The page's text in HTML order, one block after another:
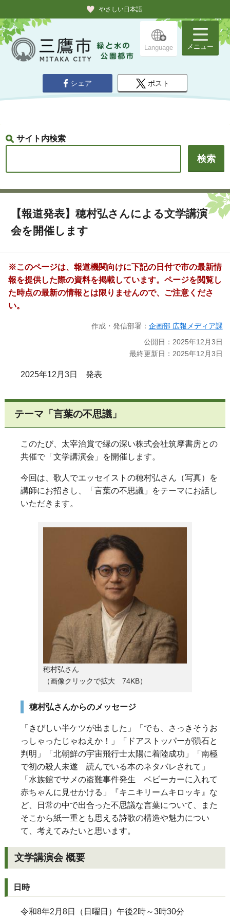
やさしい日本語
Language メニュー
シェア ポスト
サイト内検索
【報道発表】穂村弘さんによる文学講演
会を開催します
※このページは、報道機関向けに下記の日付で市の最新情
報を提供した際の資料を掲載しています。ページを閲覧し
た時点の最新の情報とは限りませんので、ご注意くださ
い。
作成・発信部署： 企画部 広報メディア課
公開日：2025年12月3日
最終更新日：2025年12月3日
2025年12月3日 発表
テーマ「言葉の不思議」
このたび、太宰治賞で縁の深い株式会社筑摩書房との
共催で「文学講演会」を開催します。
今回は、歌人でエッセイストの穂村弘さん（写真）を
講師にお招きし、「言葉の不思議」をテーマにお話し
いただきます。
穂村弘さん
（画像クリックで拡大 74KB）
穂村弘さんからのメッセージ
「きびしい半ケツが出ました」「でも、さっきそうお
っしゃったじゃねえか！」「ドアストッパーが隕石と
判明」「北朝鮮の宇宙飛行士太陽に着陸成功」「南極
で初の殺人未遂 読んでいる本のネタバレされて」
「水族館でサメの盗難事件発生 ベビーカーに入れて
赤ちゃんに見せかける」『キニキリームキロッキ』な
ど、日常の中で出合った不思議な言葉について、また
そこから紙一重とも思える詩歌の構造や魅力につい
て、考えてみたいと思います。
文学講演会 概要
日時
令和8年2月8日（ 日曜日） 午後2時～3時30分